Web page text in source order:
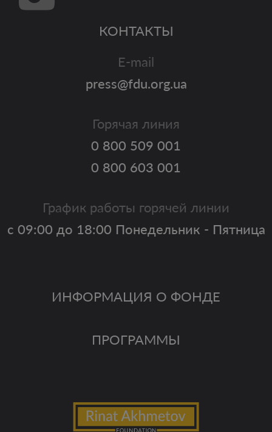
ИНФОРМАЦИЯ О ФОНДЕ
ПРОГРАММЫ
КОНТАКТЫ
E-mail
press@fdu.org.ua
Горячая линия
0 800 509 001
0 800 603 001
График работы горячей линии
с 09:00 до 18:00 Понедельник - Пятница